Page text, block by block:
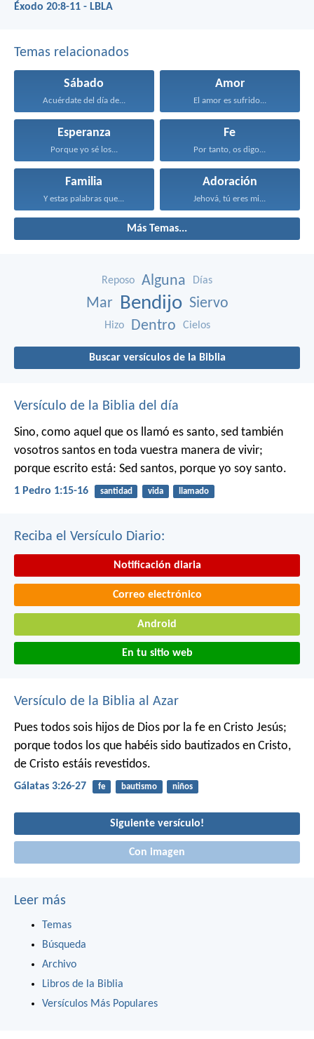
Éxodo 20:8-11 - LBLA
Temas relacionados
Sábado
Acuérdate del día de...
Amor
El amor es sufrido...
Esperanza
Porque yo sé los...
Fe
Por tanto, os digo...
Familia
Y estas palabras que...
Adoración
Jehová, tú eres mi...
Más Temas...
Reposo Alguna Días
Mar Bendijo Siervo
Hizo Dentro Cielos
Buscar versículos de la Biblia
Versículo de la Biblia del día
Sino, como aquel que os llamó es santo, sed también
vosotros santos en toda vuestra manera de vivir;
porque escrito está: Sed santos, porque yo soy santo.
1 Pedro 1:15-16 santidad vida llamado
Reciba el Versículo Diario:
Notificación diaria
Correo electrónico
Android
En tu sitio web
Versículo de la Biblia al Azar
Pues todos sois hijos de Dios por la fe en Cristo Jesús;
porque todos los que habéis sido bautizados en Cristo,
de Cristo estáis revestidos.
Gálatas 3:26-27 fe bautismo niños
Siguiente versículo!
Con imagen
Leer más
Temas
Búsqueda
Archivo
Libros de la Biblia
Versículos Más Populares